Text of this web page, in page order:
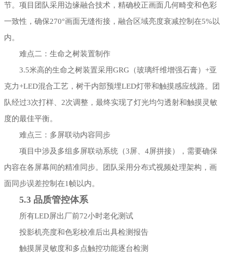
节。项目团队采用边缘融合技术，精确校正画面几何畸变和色彩
一致性，确保270°画面无缝衔接，融合区域亮度衰减控制在5%以
内。
难点二：生命之树装置制作
3.5米高的生命之树装置采用GRG（玻璃纤维增强石膏）+亚
克力+LED混合工艺，树干内部预埋LED灯带和触摸感应线路。团
队经过3次打样、2次调整，最终实现了灯光均匀透射和触摸灵敏
度的最佳平衡。
难点三：多屏联动内容同步
项目中涉及多组多屏联动系统（3屏、4屏拼接），需要确保
内容在各屏幕间的精准同步。团队采用分布式视频处理架构，画
面同步误差控制在1帧以内。
5.3 品质管控体系
所有LED屏出厂前72小时老化测试
投影机亮度和色彩校准后出具检测报告
触摸屏灵敏度和多点触控功能逐台检测